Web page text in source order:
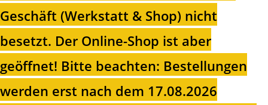
Geschäft (Werkstatt & Shop) nicht
besetzt. Der Online-Shop ist aber
geöffnet! Bitte beachten: Bestellungen
werden erst nach dem 17.08.2026